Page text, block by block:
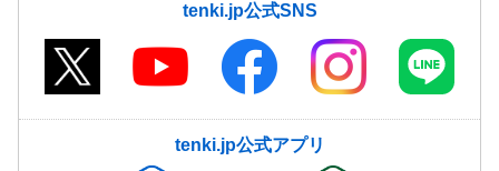
tenki.jp公式SNS
tenki.jp公式アプリ